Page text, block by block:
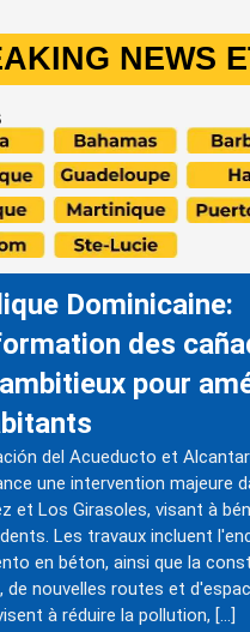
NEWS
Dominicaine:
des
pour
del Acueducto et
une intervention majeure
et Los Girasoles, visant à
Les travaux incluent
en béton, ainsi que la
de nouvelles routes et
à réduire la pollution, […]